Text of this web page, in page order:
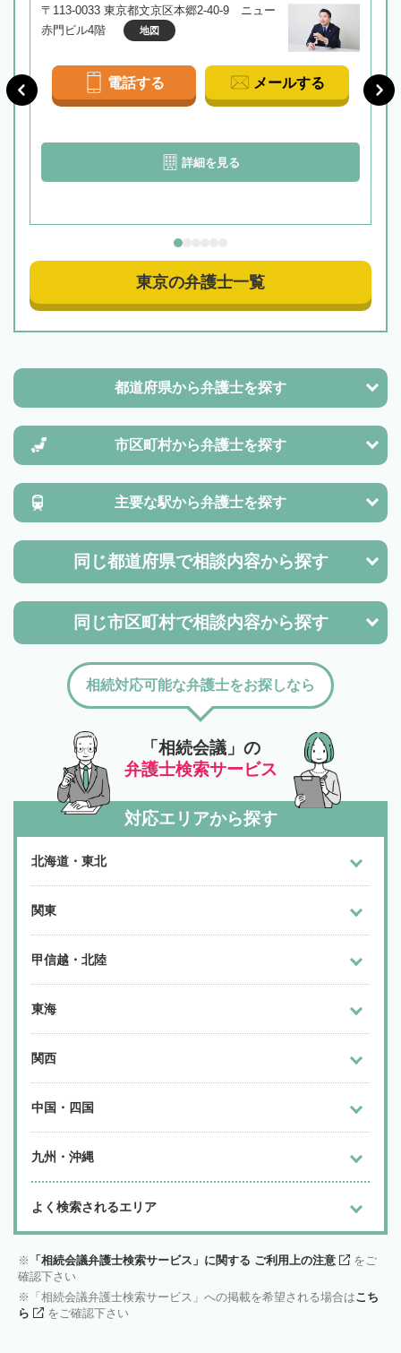
〒113-0033 東京都文京区本郷2-40-9 ニュー
赤門ビル4階
地図
電話する メールする
詳細を見る
東京の弁護士一覧
都道府県から弁護士を探す
市区町村から弁護士を探す
主要な駅から弁護士を探す
同じ都道府県で相談内容から探す
同じ市区町村で相談内容から探す
「相続会議」の
弁護士検索サービス
相続対応可能な弁護士をお探しなら
対応エリアから探す
北海道・東北
関東
甲信越・北陸
東海
関西
中国・四国
九州・沖縄
よく検索されるエリア
「相続会議弁護士検索サービス」に関する ご利用上の注意
をご
確認下さい
「相続会議弁護士検索サービス」への掲載を希望される場合はこち
ら
をご確認下さい